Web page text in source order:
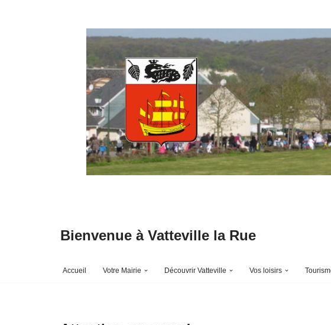
Bienvenue à Vatteville la Rue
Accueil Votre Mairie Découvrir Vatteville Vos loisirs